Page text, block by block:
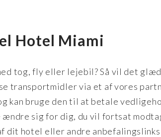
Hotel Miami
tog, fly eller lejebil? Så vil det
transportmidler via et af vores
kan bruge den til at betale
sig for dig, du vil fortsat
dit hotel eller andre